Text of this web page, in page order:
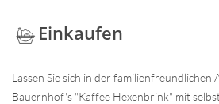
Einkaufen
Lassen Sie sich in der familienfreundlichen
Bauernhof's "Kaffee Hexenbrink" mit